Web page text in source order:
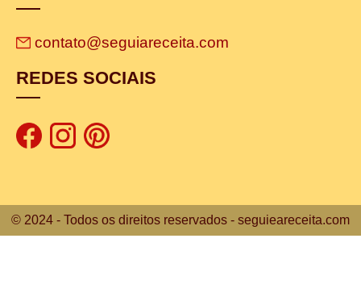
contato@seguiareceita.com
REDES SOCIAIS
© 2024 - Todos os direitos reservados - seguieareceita.com